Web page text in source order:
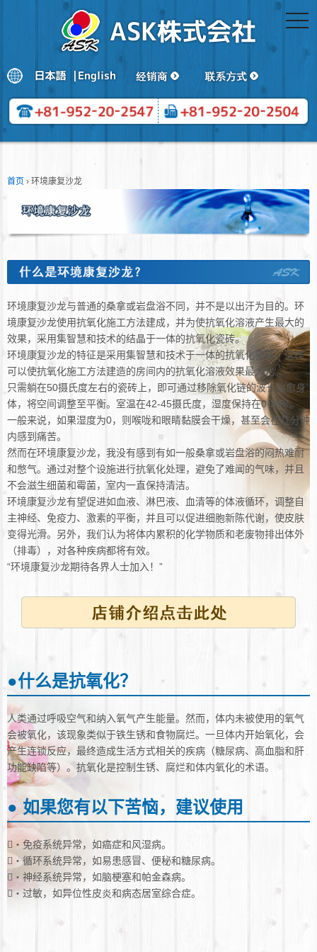
首页 › 环境康复沙龙
环境康复沙龙与普通的桑拿或岩盘浴不同，并不是以出汗为目的。环
境康复沙龙使用抗氧化施工方法建成，并为使抗氧化溶液产生最大的
效果，采用集智慧和技术的结晶于一体的抗氧化瓷砖。
环境康复沙龙的特征是采用集智慧和技术于一体的抗氧化瓷砖，这样
可以使抗氧化施工方法建造的房间内的抗氧化溶液效果最大化。
只需躺在50摄氏度左右的瓷砖上，即可通过移除氧化链的波长治愈身
体，将空间调整至平衡。室温在42-45摄氏度，湿度保持在0-20%。
一般来说，如果湿度为0，则喉咙和眼睛黏膜会干燥，甚至会在几分钟
内感到痛苦。
然而在环境康复沙龙，我没有感到有如一般桑拿或岩盘浴的闷热难耐
和憋气。通过对整个设施进行抗氧化处理，避免了难闻的气味，并且
不会滋生细菌和霉菌，室内一直保持清洁。
环境康复沙龙有望促进如血液、淋巴液、血清等的体液循环，调整自
主神经、免疫力、激素的平衡，并且可以促进细胞新陈代谢，使皮肤
变得光滑。另外，我们认为将体内累积的化学物质和老废物排出体外
（排毒），对各种疾病都将有效。
“环境康复沙龙期待各界人士加入！”
●什么是抗氧化？
人类通过呼吸空气和纳入氧气产生能量。然而，体内未被使用的氧气
会被氧化，该现象类似于铁生锈和食物腐烂。一旦体内开始氧化，会
产生连锁反应，最终造成生活方式相关的疾病（糖尿病、高血脂和肝
功能缺陷等）。抗氧化是控制生锈、腐烂和体内氧化的术语。
● 如果您有以下苦恼，建议使用
・免疫系统异常，如癌症和风湿病。
・循环系统异常，如易患感冒、便秘和糖尿病。
・神经系统异常，如脑梗塞和帕金森病。
・过敏，如异位性皮炎和病态居室综合症。